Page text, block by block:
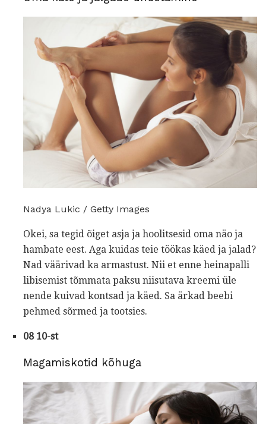
Nadya Lukic / Getty Images
Okei, sa tegid õiget asja ja hoolitsesid oma näo ja
hambate eest. Aga kuidas teie töökas käed ja jalad?
Nad väärivad ka armastust. Nii et enne heinapalli
libisemist tõmmata paksu niisutava kreemi üle
nende kuivad kontsad ja käed. Sa ärkad beebi
pehmed sõrmed ja tootsies.
08 10-st
Magamiskotid kõhuga